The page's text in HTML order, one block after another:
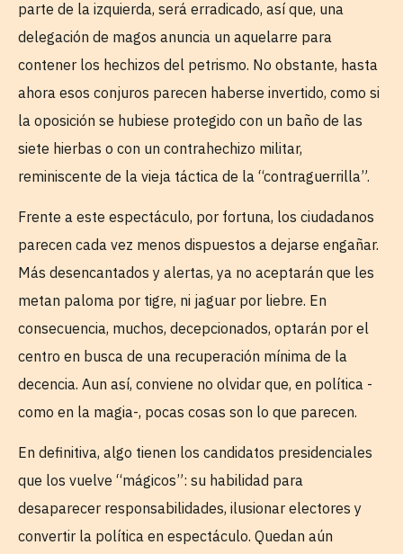
parte de la izquierda, será erradicado, así que, una
delegación de magos anuncia un aquelarre para
contener los hechizos del petrismo. No obstante, hasta
ahora esos conjuros parecen haberse invertido, como si
la oposición se hubiese protegido con un baño de las
siete hierbas o con un contrahechizo militar,
reminiscente de la vieja táctica de la “contraguerrilla”.
Frente a este espectáculo, por fortuna, los ciudadanos
parecen cada vez menos dispuestos a dejarse engañar.
Más desencantados y alertas, ya no aceptarán que les
metan paloma por tigre, ni jaguar por liebre. En
consecuencia, muchos, decepcionados, optarán por el
centro en busca de una recuperación mínima de la
decencia. Aun así, conviene no olvidar que, en política -
como en la magia-, pocas cosas son lo que parecen.
En definitiva, algo tienen los candidatos presidenciales
que los vuelve “mágicos”: su habilidad para
desaparecer responsabilidades, ilusionar electores y
convertir la política en espectáculo. Quedan aún